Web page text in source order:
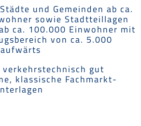
und Gemeinden ab ca.
sowie Stadtteillagen
ca. 100.000 Einwohner mit
von ca. 5.000
verkehrstechnisch gut
klassische Fachmarkt-